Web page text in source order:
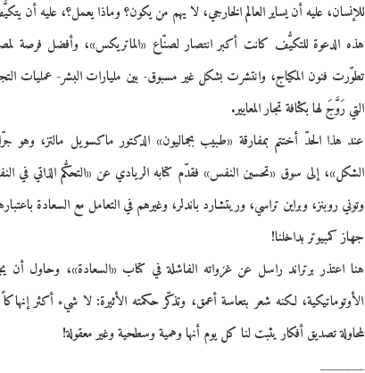
للإنسان، عليه أن يساير العالم الخارجي، لا يهم من يكون؟ وماذا يعمل؟، عليه
هذه الدعوة للتكيُّف كانت أكبر انتصار لصنّاع «الماتريكس»، وأفضل فرصة
تطوّرت فنون المكياج، وانتشرت بشكل غير مسبوق- بين مليارات البشر- عمليات
التي رَوَّجَ لها بكثافة تجار المعايير.
عند هذا الحدّ أختتم بمفارقة «طبيب بجماليون» الدكتور ماكسويل مالتز، وهو
الشكل»، إلى سوق «تحسين النفس» فقدّم كتابه الريادي عن «التحكُّم الذاتي في
وتوني روبنز، وبراين تراسي، وريتشارد باندلر، وغيرهم في التعامل مع السعادة
جهاز كمبيوتر بداخلنا!
هنا اعتذر برتراند راسل عن غزواته الفاشلة في كتاب «السعادة»، وحاول أن
الأوتوماتيكية، لكنه شعر بتعاسة أعمق، وتذكّر حكمته الأثيرة: لا شيء أكثر
لمحاولة تصديق أفكار يثبت لنا كل يوم أنها وهمية وسطحية وغير معقولة!
_______